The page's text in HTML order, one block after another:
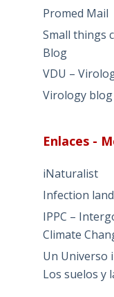
Promed Mail
Small things
Blog
VDU –
Virology blog
Enlaces -
iNaturalist
Infection
IPPC –
Climate
Un Universo
Los suelos y